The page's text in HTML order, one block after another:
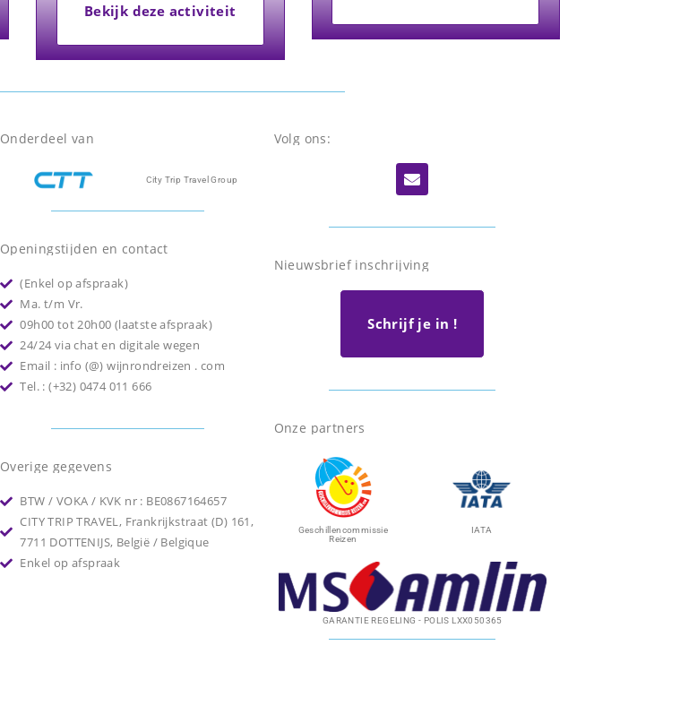
Bekijk deze activiteit
Onderdeel van
City Trip Travel Group
Openingstijden en contact
(Enkel op afspraak)
Ma. t/m Vr.
09h00 tot 20h00 (laatste afspraak)
24/24 via chat en digitale wegen
Email : info (@) wijnrondreizen . com
Tel. : (+32) 0474 011 666
Overige gegevens
BTW / VOKA / KVK nr : BE0867164657
CITY TRIP TRAVEL, Frankrijkstraat (D) 161,
7711 DOTTENIJS, België / Belgique
Enkel op afspraak
Volg ons:
Nieuwsbrief inschrijving
Schrijf je in !
Onze partners
Geschillencommissie
Reizen
IATA
GARANTIE REGELING - POLIS LXX050365